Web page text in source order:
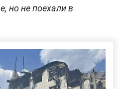
но не поехали в